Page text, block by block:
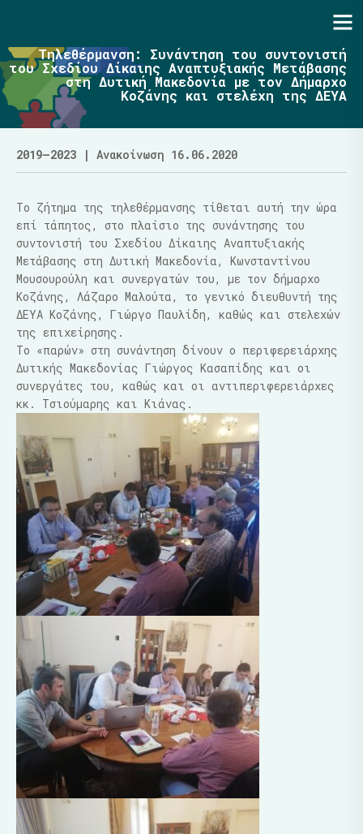
Τηλεθέρμανση: Συνάντηση του συντονιστή
του Σχεδίου Δίκαιης Αναπτυξιακής Μετάβασης
στη Δυτική Μακεδονία με τον Δήμαρχο
Κοζάνης και στελέχη της ΔΕΥΑ
2019–2023 | Ανακοίνωση 16.06.2020
Το ζήτημα της τηλεθέρμανσης τίθεται αυτή την ώρα
επί τάπητος, στο πλαίσιο της συνάντησης του
συντονιστή του Σχεδίου Δίκαιης Αναπτυξιακής
Μετάβασης στη Δυτική Μακεδονία, Κωνσταντίνου
Μουσουρούλη και συνεργατών του, με τον δήμαρχο
Κοζάνης, Λάζαρο Μαλούτα, το γενικό διευθυντή της
ΔΕΥΑ Κοζάνης, Γιώργο Παυλίδη, καθώς και στελεχών
της επιχείρησης.
Το «παρών» στη συνάντηση δίνουν ο περιφερειάρχης
Δυτικής Μακεδονίας Γιώργος Κασαπίδης και οι
συνεργάτες του, καθώς και οι αντιπεριφερειάρχες
κκ. Τσιούμαρης και Κιάνας.